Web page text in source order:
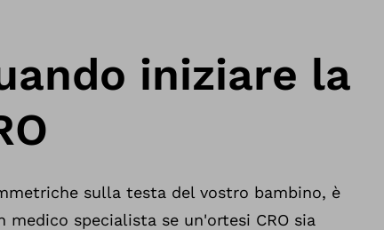
iniziare la
sulla testa del vostro bambino, è
specialista se un'ortesi CRO sia